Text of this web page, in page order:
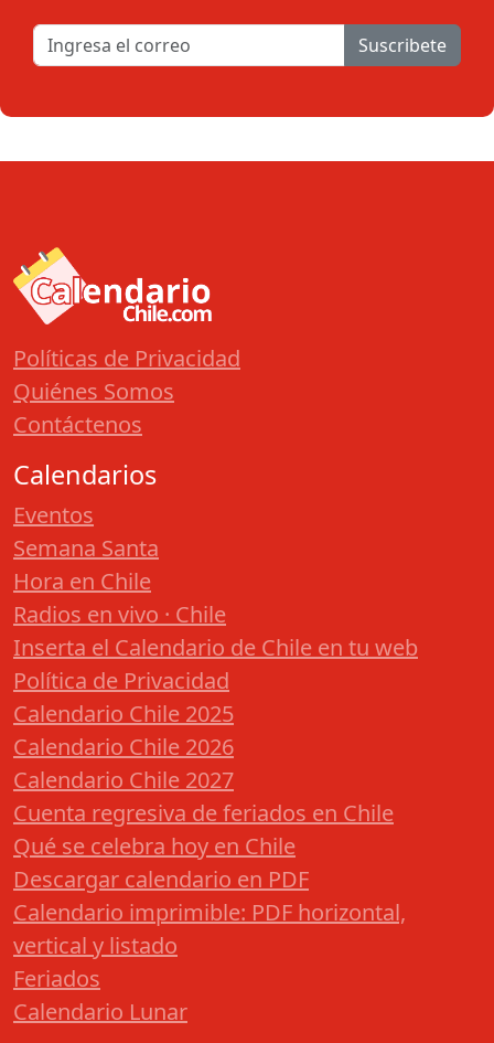
Suscribete
Políticas de Privacidad
Quiénes Somos
Contáctenos
Calendarios
Eventos
Semana Santa
Hora en Chile
Radios en vivo · Chile
Inserta el Calendario de Chile en tu web
Política de Privacidad
Calendario Chile 2025
Calendario Chile 2026
Calendario Chile 2027
Cuenta regresiva de feriados en Chile
Qué se celebra hoy en Chile
Descargar calendario en PDF
Calendario imprimible: PDF horizontal,
vertical y listado
Feriados
Calendario Lunar